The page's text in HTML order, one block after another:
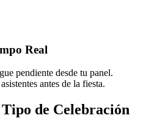
Real
pendiente desde tu panel.
antes de la fiesta.
de Celebración